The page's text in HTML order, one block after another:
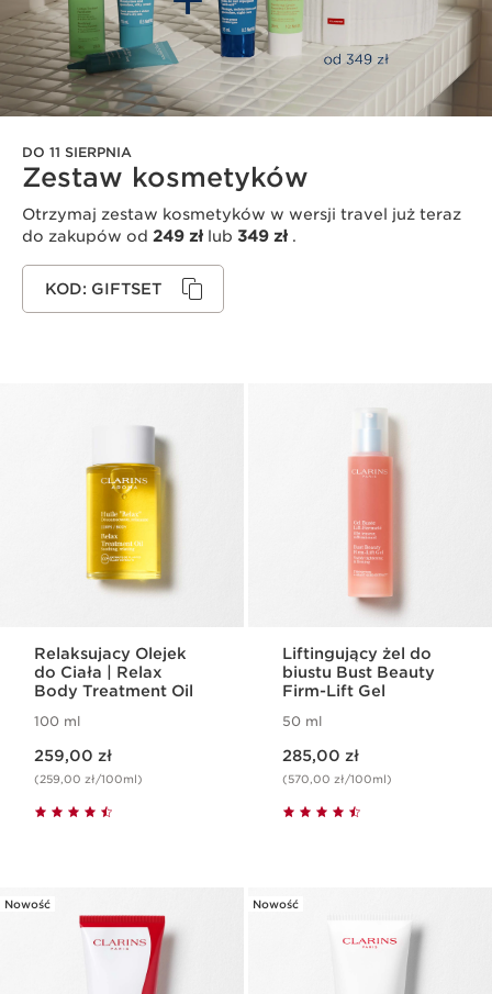
DO 11 SIERPNIA
Zestaw kosmetyków
Otrzymaj zestaw kosmetyków w wersji travel już teraz
do zakupów od 249 zł lub 349 zł .
KOD: GIFTSET
Relaksujacy Olejek
do Ciała | Relax
Body Treatment Oil
100 ml
259,00 zł
(259,00 zł/100ml)
Liftingujący żel do
biustu Bust Beauty
Firm-Lift Gel
50 ml
285,00 zł
(570,00 zł/100ml)
Nowość Nowość